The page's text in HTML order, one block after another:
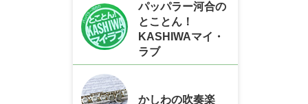
パッパラー河合の
とことん！
KASHIWAマイ・
ラブ
かしわの吹奏楽